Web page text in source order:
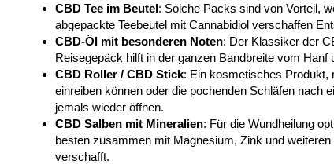
CBD Tee im Beutel: Solche Packs sind von Vorteil,
abgepackte Teebeutel mit Cannabidiol verschaffen
CBD-Öl mit besonderen Noten: Der Klassiker der
Reisegepäck hilft in der ganzen Bandbreite vom
CBD Roller / CBD Stick: Ein kosmetisches Produkt,
einreiben können oder die pochenden Schläfen nach
jemals wieder öffnen.
CBD Salben mit Mineralien: Für die Wundheilung
besten zusammen mit Magnesium, Zink und
verschafft.